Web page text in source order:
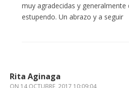
muy agradecidas y generalmente
estupendo. Un abrazo y a seguir
Rita Aginaga